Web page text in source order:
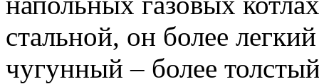
стальной, он более
чугунный – более